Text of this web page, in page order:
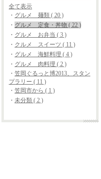
全て表示
・ グルメ 麺類 ( 20 )
・ グルメ 定食・丼物 ( 22 )
・ グルメ お弁当 ( 3 )
・ クルメ スイーツ ( 11 )
・ グルメ 海鮮料理 ( 4 )
・ グルメ 肉料理 ( 2 )
・ 笠岡ぐるっと博2013、スタン
プラリー ( 11 )
・ 笠岡市から ( 1 )
・ 未分類 ( 2 )